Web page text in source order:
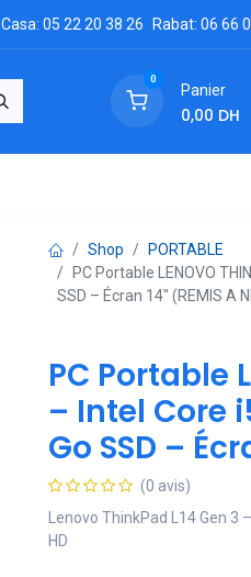
Casa: 05 22 20 38 26 Rabat: 06 66
0
Panier
0,00 DH
Shop
PORTABLE
PC Portable LENOVO
SSD – Écran 14" (REMIS A
PC Portable
– Intel Core
Go SSD –
(0 avis)
Lenovo ThinkPad L14 Gen 3
HD